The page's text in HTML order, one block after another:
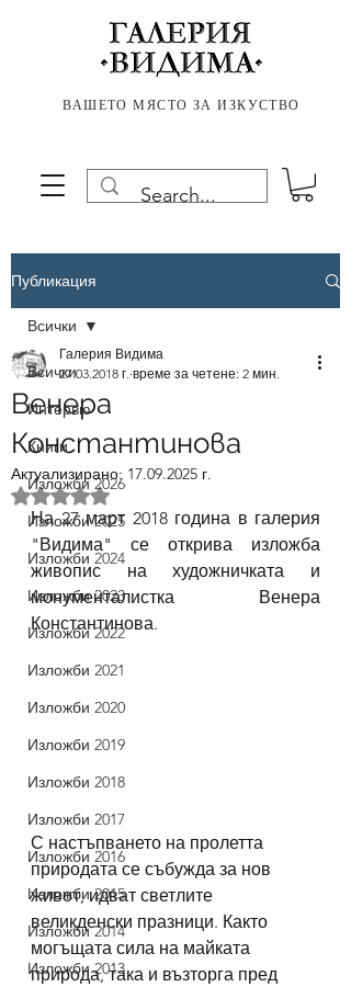
ВАШЕТО МЯСТО ЗА ИЗКУСТВО
Публикация
Всички
Интервю
Книги
Изложби 2026
Изложби 2025
Изложби 2024
Изложби 2023
Изложби 2022
Изложби 2021
Изложби 2020
Изложби 2019
Изложби 2018
Изложби 2017
Изложби 2016
Изложби 2015
Изложби 2014
Изложби 2013
Всички
Венера
Константинова
Галерия Видима
27.03.2018 г. време за четене: 2 мин.
Актуализирано: 17.09.2025 г.
Оценено с NaN от 5 звезди.
На 27 март 2018 година в галерия
"Видима" се открива изложба
живопис на художничката и
монументалистка Венера
Константинова.
С настъпването на пролетта
природата се събужда за нов
живот, идват светлите
великденски празници. Както
могъщата сила на майката
природа, така и възторга пред